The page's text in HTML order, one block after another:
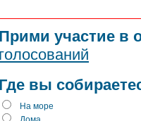
Прими участие в
голосований
Где вы
На море